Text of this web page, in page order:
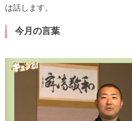
は話します。
今月の言葉